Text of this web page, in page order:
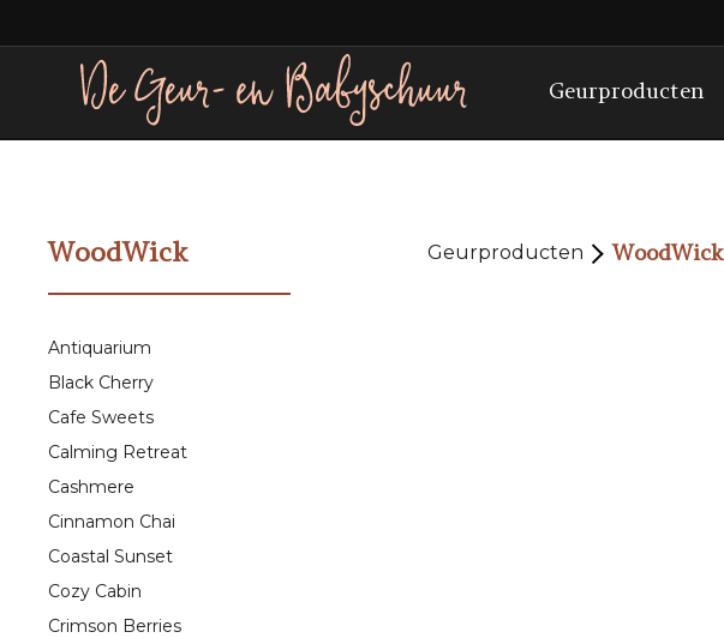
Geurproducten
WoodWick
Antiquarium
Black Cherry
Cafe Sweets
Calming Retreat
Cashmere
Cinnamon Chai
Coastal Sunset
Cozy Cabin
Crimson Berries
Geurproducten WoodWick